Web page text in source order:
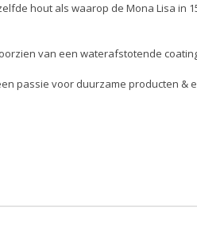
hout als waarop de Mona Lisa in
van een waterafstotende
passie voor duurzame producten &